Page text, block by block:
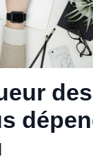
des